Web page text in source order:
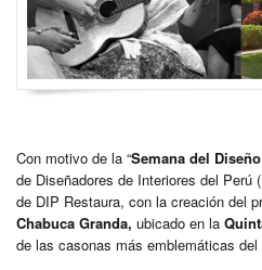
Con motivo de la “Semana del
de Diseñadores de Interiores del Perú
de DIP Restaura, con la creación del
Chabuca Granda, ubicado en la
de las casonas más emblemáticas del